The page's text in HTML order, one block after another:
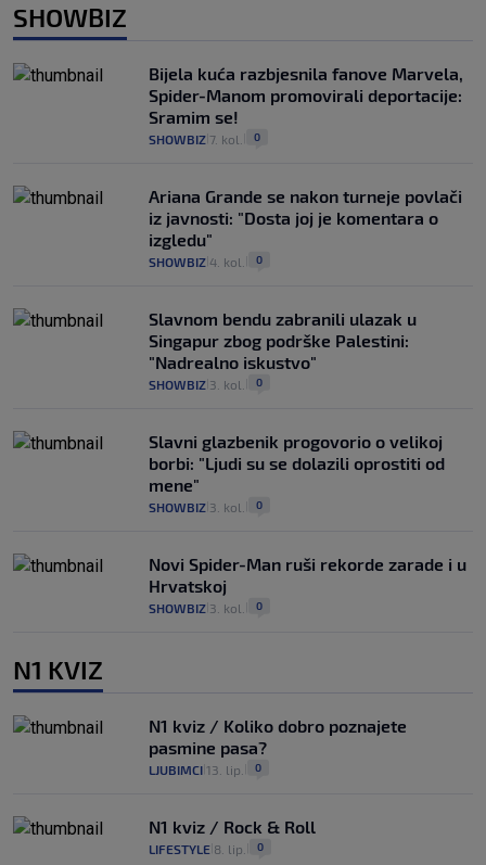
SHOWBIZ
Bijela kuća razbjesnila fanove Marvela,
Spider-Manom promovirali deportacije:
Sramim se!
SHOWBIZ 7. kol. 0
Ariana Grande se nakon turneje povlači
iz javnosti: "Dosta joj je komentara o
izgledu"
SHOWBIZ 4. kol. 0
Slavnom bendu zabranili ulazak u
Singapur zbog podrške Palestini:
"Nadrealno iskustvo"
SHOWBIZ 3. kol. 0
Slavni glazbenik progovorio o velikoj
borbi: "Ljudi su se dolazili oprostiti od
mene"
SHOWBIZ 3. kol. 0
Novi Spider-Man ruši rekorde zarade i u
Hrvatskoj
SHOWBIZ 3. kol. 0
N1 KVIZ
N1 kviz / Koliko dobro poznajete
pasmine pasa?
LJUBIMCI 13. lip. 0
N1 kviz / Rock & Roll
LIFESTYLE 8. lip. 0